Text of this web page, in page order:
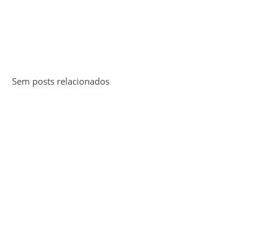
Sem posts relacionados